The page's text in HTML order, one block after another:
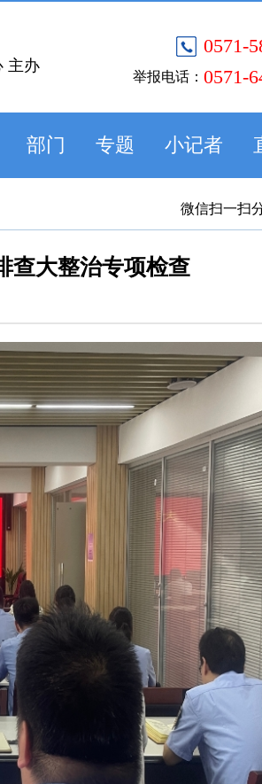
0571-
举报电话： 0571-
主办
部门 专题 小记者
微信扫一扫
查大整治专项检查